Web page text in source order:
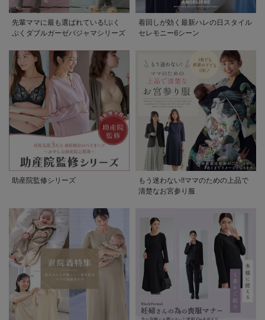
先輩ママに最も選ばれている!ぷく
ぷくダブルガーゼパジャマシリーズ
着回しが効く最新ハレの日スタイル
セレモニー6シーン
助産院監修シリーズ
もう迷わない!!ママのための上品で
清楚なお宮参り服